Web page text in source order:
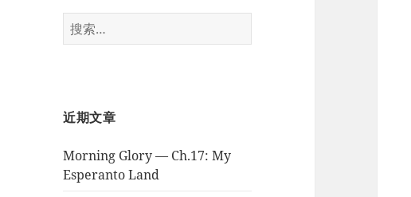
搜
索：
近期文章
Morning Glory — Ch.17: My
Esperanto Land